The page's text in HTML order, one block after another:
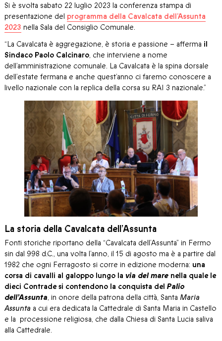
Si è svolta sabato 22 luglio 2023 la conferenza stampa di
presentazione del programma della Cavalcata dell’Assunta
2023 nella Sala del Consiglio Comunale.
“La Cavalcata è aggregazione, è storia e passione – afferma il
Sindaco Paolo Calcinaro, che interviene a nome
dell’amministrazione comunale. La Cavalcata è la spina dorsale
dell’estate fermana e anche quest’anno ci faremo conoscere a
livello nazionale con la replica della corsa su RAI 3 nazionale.”
La storia della Cavalcata dell’Assunta
Fonti storiche riportano della “Cavalcata dell’Assunta” in Fermo
sin dal 998 d.C., una volta l’anno, il 15 di agosto ma è a partire dal
1982 che ogni Ferragosto si corre in edizione moderna: una
corsa di cavalli al galoppo lungo la via del mare nella quale le
dieci Contrade si contendono la conquista del Palio
dell’Assunta, in onore della patrona della città, Santa Maria
Assunta a cui era dedicata la Cattedrale di Santa Maria in Castello
e la processione religiosa, che dalla Chiesa di Santa Lucia saliva
alla Cattedrale.